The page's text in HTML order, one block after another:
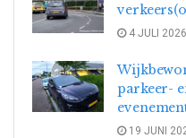
4 JULI 2026
parkeer-
19 JUNI